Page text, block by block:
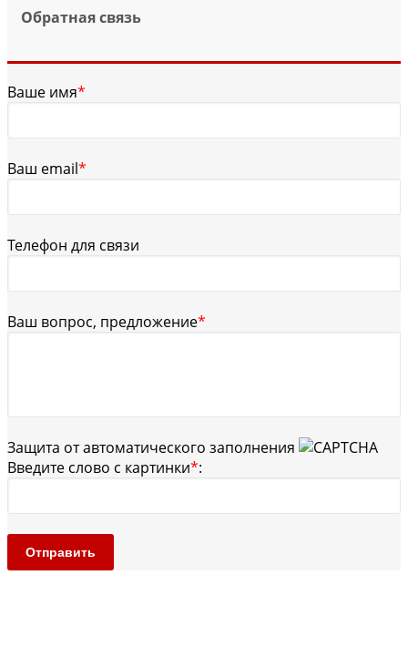
Обратная связь
Ваше имя*
Ваш email*
Телефон для связи
Ваш вопрос, предложение*
Защита от автоматического заполнения
Введите слово с картинки*:
Отправить